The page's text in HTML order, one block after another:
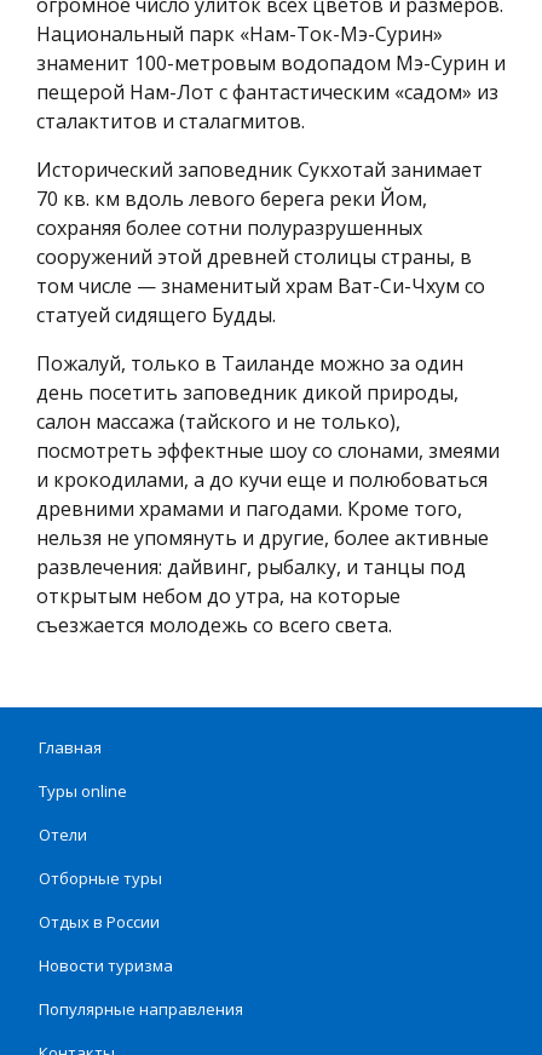
Национальный парк «Нам-Ток-Мэ-Сурин»
знаменит 100-метровым водопадом Мэ-Сурин и
пещерой Нам-Лот с фантастическим «садом» из
сталактитов и сталагмитов.
Исторический заповедник Сукхотай занимает
70 кв. км вдоль левого берега реки Йом,
сохраняя более сотни полуразрушенных
сооружений этой древней столицы страны, в
том числе — знаменитый храм Ват-Си-Чхум со
статуей сидящего Будды.
Пожалуй, только в Таиланде можно за один
день посетить заповедник дикой природы,
салон массажа (тайского и не только),
посмотреть эффектные шоу со слонами, змеями
и крокодилами, а до кучи еще и полюбоваться
древними храмами и пагодами. Кроме того,
нельзя не упомянуть и другие, более активные
развлечения: дайвинг, рыбалку, и танцы под
открытым небом до утра, на которые
съезжается молодежь со всего света.
Главная
Туры online
Отели
Отборные туры
Отдых в России
Новости туризма
Популярные направления